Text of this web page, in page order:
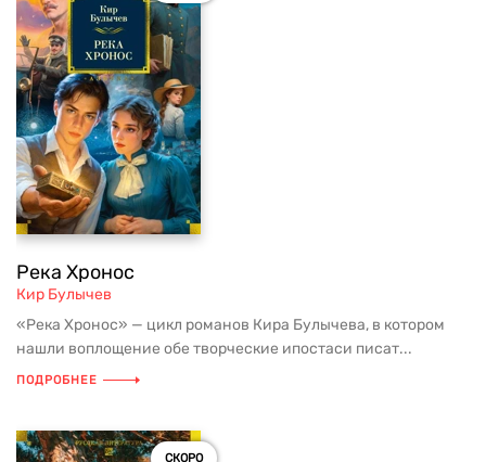
Река Хронос
Кир Булычев
«Река Хронос» — цикл романов Кира Булычева, в котором
нашли воплощение обе творческие ипостаси писат...
ПОДРОБНЕЕ
СКОРО